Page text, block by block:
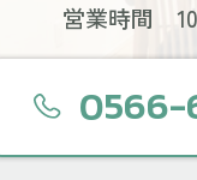
営業時間
0566-